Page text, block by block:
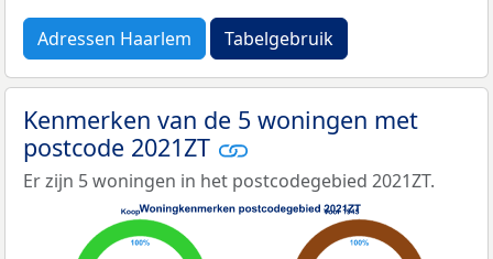
Adressen Haarlem Tabelgebruik
Kenmerken van de 5 woningen met
postcode 2021ZT
Er zijn 5 woningen in het postcodegebied 2021ZT.